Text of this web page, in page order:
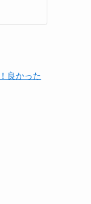
良かった